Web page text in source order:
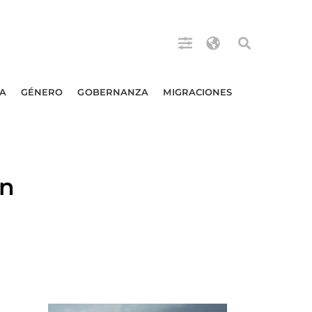
GÉNERO GOBERNANZA MIGRACIONES